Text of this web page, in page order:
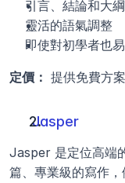
引言、結論和大
靈活的語氣調整
即使對初學者也
定價： 提供免費方
Jasper
Jasper 是定位高端
篇、專業級的寫作